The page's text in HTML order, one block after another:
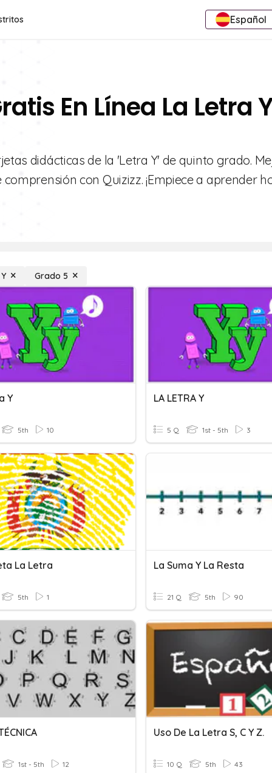
Español
En Línea La Letra
didácticas de la 'Letra Y' de quinto grado.
con Quizizz. ¡Empiece a aprender
Grado 5
Y
5th 10
LA LETRA Y
5 Q 1st - 5th 3
La Letra
5th 1
La Suma Y La Resta
21 Q 5th 90
1st - 5th 12
Uso De La Letra S, C Y Z.
10 Q 5th 43